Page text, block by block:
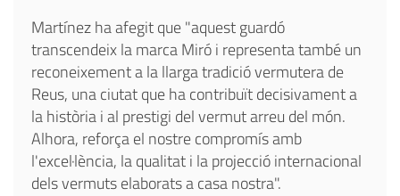
Martínez ha afegit que "aquest guardó
transcendeix la marca Miró i representa també un
reconeixement a la llarga tradició vermutera de
Reus, una ciutat que ha contribuït decisivament a
la història i al prestigi del vermut arreu del món.
Alhora, reforça el nostre compromís amb
l'excel·lència, la qualitat i la projecció internacional
dels vermuts elaborats a casa nostra".